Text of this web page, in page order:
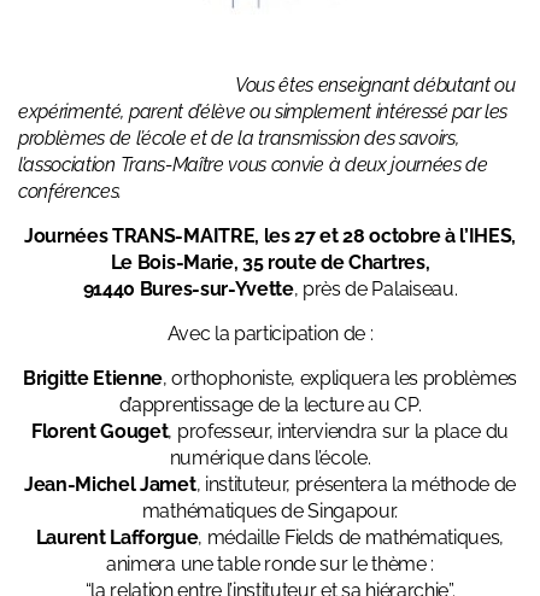
Vous êtes enseignant débutant ou
expérimenté, parent d’élève ou simplement intéressé par les
problèmes de l’école et de la transmission des savoirs,
l’association Trans-Maître vous convie à deux journées de
conférences.
Journées TRANS-MAITRE, les 27 et 28 octobre à l’IHES,
Le Bois-Marie, 35 route de Chartres,
91440 Bures-sur-Yvette, près de Palaiseau.
Avec la participation de :
Brigitte Etienne, orthophoniste, expliquera les problèmes
d’apprentissage de la lecture au CP.
Florent Gouget, professeur, interviendra sur la place du
numérique dans l’école.
Jean-Michel Jamet, instituteur, présentera la méthode de
mathématiques de Singapour.
Laurent Lafforgue, médaille Fields de mathématiques,
animera une table ronde sur le thème :
“la relation entre l’instituteur et sa hiérarchie”.